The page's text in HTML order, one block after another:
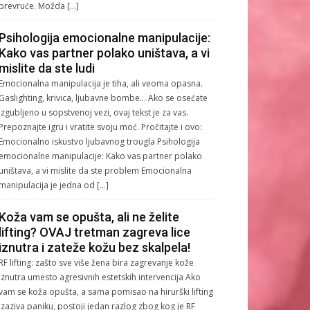
Možda […]
emocionalne manipulacije:
vas partner polako uništava, a vi
da ste ludi
manipulacija je tiha, ali veoma opasna.
krivica, ljubavne bombe… Ako se osećate
u sopstvenoj vezi, ovaj tekst je za vas.
igru i vratite svoju moć. Pročitajte i ovo:
iskustvo ljubavnog trougla Psihologija
manipulacije: Kako vas partner polako
a vi mislite da ste problem Emocionalna
je jedna od […]
vam se opušta, ali ne želite
OVAJ tretman zagreva lice
i zateže kožu bez skalpela!
lifting: zašto sve više žena bira zagrevanje kože
umesto agresivnih estetskih intervencija Ako
se koža opušta, a sama pomisao na hirurški lifting
paniku, postoji jedan razlog zbog kog je RF